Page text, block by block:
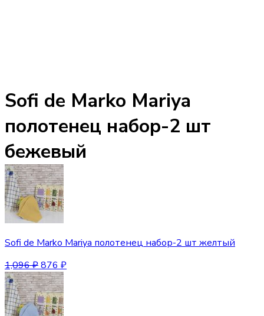
Sofi de Marko Mariya
полотенец набор-2 шт
бежевый
Sofi de Marko Mariya полотенец набор-2 шт желтый
1,096₽876 ₽